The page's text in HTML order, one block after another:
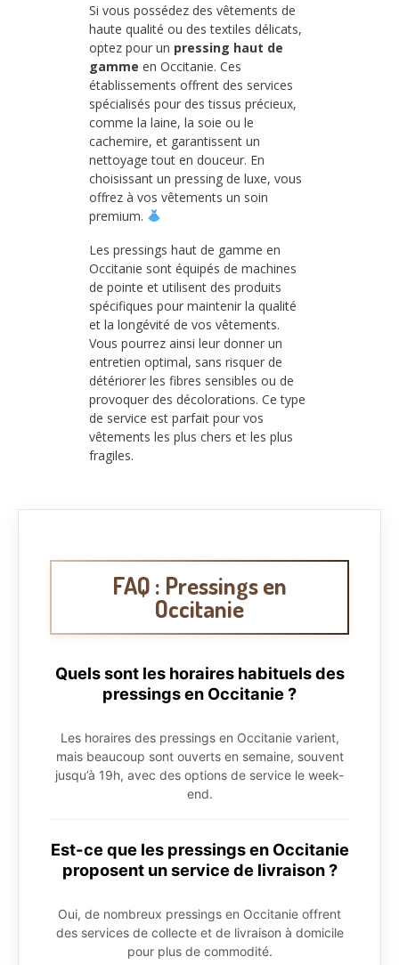
Si vous possédez des vêtements de
haute qualité ou des textiles délicats,
optez pour un pressing haut de
gamme en Occitanie. Ces
établissements offrent des services
spécialisés pour des tissus précieux,
comme la laine, la soie ou le
cachemire, et garantissent un
nettoyage tout en douceur. En
choisissant un pressing de luxe, vous
offrez à vos vêtements un soin
premium.
Les pressings haut de gamme en
Occitanie sont équipés de machines
de pointe et utilisent des produits
spécifiques pour maintenir la qualité
et la longévité de vos vêtements.
Vous pourrez ainsi leur donner un
entretien optimal, sans risquer de
détériorer les fibres sensibles ou de
provoquer des décolorations. Ce type
de service est parfait pour vos
vêtements les plus chers et les plus
fragiles.
FAQ : Pressings en
Occitanie
Quels sont les horaires habituels des
pressings en Occitanie ?
Les horaires des pressings en Occitanie varient,
mais beaucoup sont ouverts en semaine, souvent
jusqu’à 19h, avec des options de service le week-
end.
Est-ce que les pressings en Occitanie
proposent un service de livraison ?
Oui, de nombreux pressings en Occitanie offrent
des services de collecte et de livraison à domicile
pour plus de commodité.